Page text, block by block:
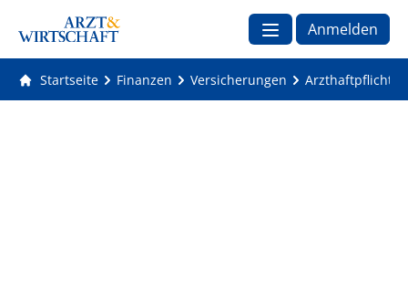
Anmelden
Startseite Finanzen Versicherungen Arzthaftpflicht: